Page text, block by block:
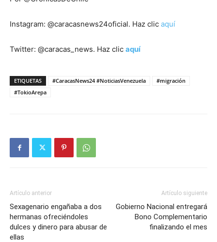
Instagram: @caracasnews24oficial. Haz clic aquí
Twitter: @caracas_news. Haz clic aquí
ETIQUETAS #CaracasNews24 #NoticiasVenezuela
#migración
#TokioArepa
Artículo anterior
Sexagenario engañaba a dos
hermanas ofreciéndoles
dulces y dinero para abusar de
ellas
Artículo siguiente
Gobierno Nacional entregará
Bono Complementario
finalizando el mes